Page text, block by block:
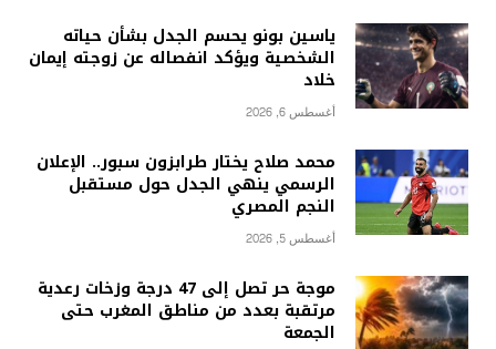
ياسين بونو يحسم الجدل بشأن حياته
الشخصية ويؤكد انفصاله عن زوجته إيمان
خلاد
أغسطس 6, 2026
محمد صلاح يختار طرابزون سبور.. الإعلان
الرسمي ينهي الجدل حول مستقبل
النجم المصري
أغسطس 5, 2026
موجة حر تصل إلى 47 درجة وزخات رعدية
مرتقبة بعدد من مناطق المغرب حتى
الجمعة